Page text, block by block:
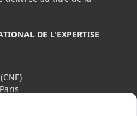
DE L'EXPERTISE